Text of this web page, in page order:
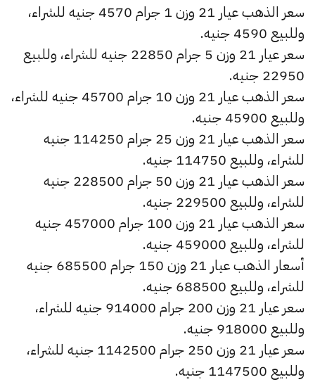
سعر الذهب عيار 21 وزن 1 جرام 4570 جنيه للشراء،
وللبيع 4590 جنيه.
سعر عيار 21 وزن 5 جرام 22850 جنيه للشراء، وللبيع
22950 جنيه.
سعر الذهب عيار 21 وزن 10 جرام 45700 جنيه للشراء،
وللبيع 45900 جنيه.
سعر الذهب عيار 21 وزن 25 جرام 114250 جنيه
للشراء، وللبيع 114750 جنيه.
سعر الذهب عيار 21 وزن 50 جرام 228500 جنيه
للشراء، وللبيع 229500 جنيه.
سعر الذهب عيار 21 وزن 100 جرام 457000 جنيه
للشراء، وللبيع 459000 جنيه.
أسعار الذهب عيار 21 وزن 150 جرام 685500 جنيه
للشراء، وللبيع 688500 جنيه.
سعر عيار 21 وزن 200 جرام 914000 جنيه للشراء،
وللبيع 918000 جنيه.
سعر عيار 21 وزن 250 جرام 1142500 جنيه للشراء،
وللبيع 1147500 جنيه.